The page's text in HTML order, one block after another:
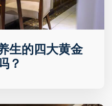
生的四大黄金
？